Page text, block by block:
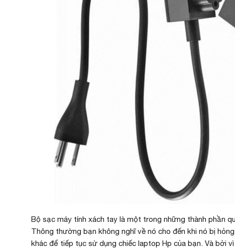
Bộ sạc máy tính xách tay là một trong những thành phần
Thông thường bạn không nghĩ về nó cho đến khi nó bị
khác để tiếp tục sử dụng chiếc laptop Hp của bạn. Và bởi